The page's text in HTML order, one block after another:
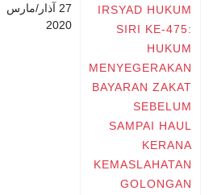
IRSYAD HUKUM
SIRI KE-475:
HUKUM
MENYEGERAKAN
BAYARAN ZAKAT
SEBELUM
SAMPAI HAUL
KERANA
KEMASLAHATAN
GOLONGAN
27 آذار/مارس
2020